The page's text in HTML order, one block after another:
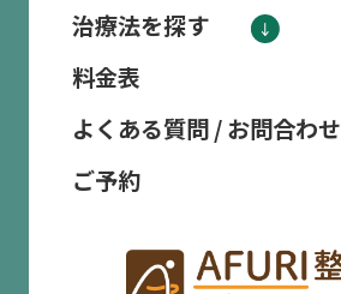
治療法を探す
料金表
よくある質問 / お問合わせ
ご予約